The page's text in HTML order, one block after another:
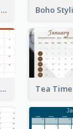
Chinese Cultural Calendar 2022
Orange Color Theme Calendar